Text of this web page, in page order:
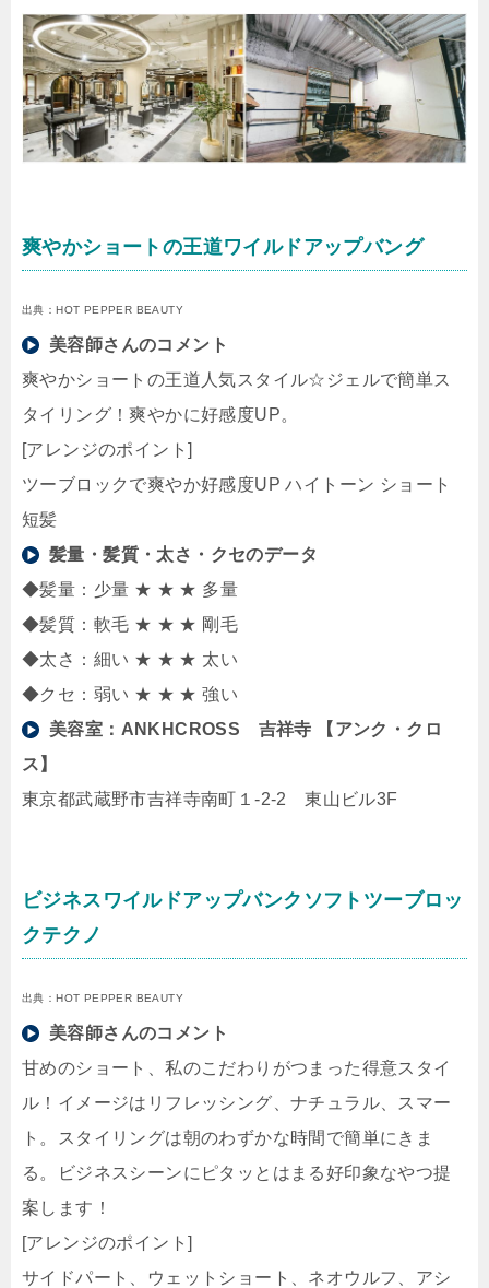
爽やかショートの王道ワイルドアップバング
出典：HOT PEPPER BEAUTY
美容師さんのコメント
爽やかショートの王道人気スタイル☆ジェルで簡単ス
タイリング！爽やかに好感度UP。
[アレンジのポイント]
ツーブロックで爽やか好感度UP ハイトーン ショート
短髪
髪量・髪質・太さ・クセのデータ
◆髪量：少量 ★ ★ ★ 多量
◆髪質：軟毛 ★ ★ ★ 剛毛
◆太さ：細い ★ ★ ★ 太い
◆クセ：弱い ★ ★ ★ 強い
美容室： ANKHCROSS 吉祥寺 【アンク・クロ
ス】
東京都武蔵野市吉祥寺南町１-2-2 東山ビル3F
ビジネスワイルドアップバンクソフトツーブロッ
クテクノ
出典：HOT PEPPER BEAUTY
美容師さんのコメント
甘めのショート、私のこだわりがつまった得意スタイ
ル！イメージはリフレッシング、ナチュラル、スマー
ト。スタイリングは朝のわずかな時間で簡単にきま
る。ビジネスシーンにピタッとはまる好印象なやつ提
案します！
[アレンジのポイント]
サイドパート、ウェットショート、ネオウルフ、アシ